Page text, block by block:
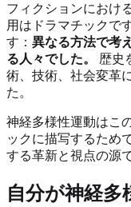
フィクションにおけ
用はドラマチックで
す： 異なる方法で考
る人々でした。
歴史
術、技術、社会変革
た。
神経多様性運動はこ
ックに描写するため
する革新と視点の源
自分が神経多